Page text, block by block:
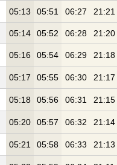
05:13 05:51 06:27 21:21
05:14 05:52 06:28 21:20
05:16 05:54 06:29 21:18
05:17 05:55 06:30 21:17
05:18 05:56 06:31 21:15
05:20 05:57 06:32 21:14
05:21 05:58 06:33 21:13